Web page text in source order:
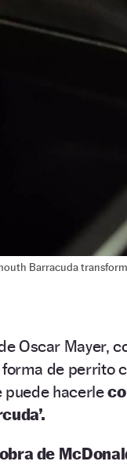
Barracuda
Oscar Mayer,
de perrito
puede hacerle
obra de